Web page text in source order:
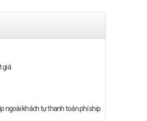
giá
ngoài khách tự thanh toán phí ship